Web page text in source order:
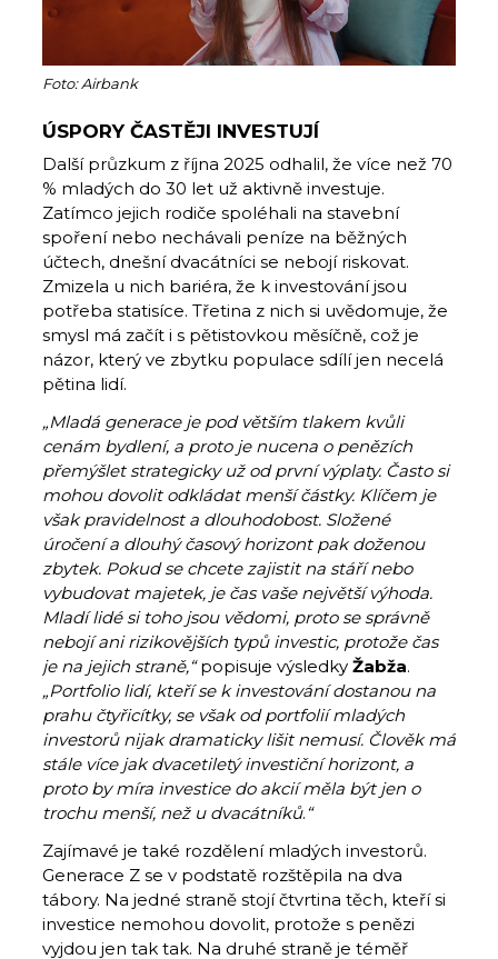
Foto: Airbank
ÚSPORY ČASTĚJI INVESTUJÍ
Další průzkum z října 2025 odhalil, že více než 70
% mladých do 30 let už aktivně investuje.
Zatímco jejich rodiče spoléhali na stavební
spoření nebo nechávali peníze na běžných
účtech, dnešní dvacátníci se nebojí riskovat.
Zmizela u nich bariéra, že k investování jsou
potřeba statisíce. Třetina z nich si uvědomuje, že
smysl má začít i s pětistovkou měsíčně, což je
názor, který ve zbytku populace sdílí jen necelá
pětina lidí.
„Mladá generace je pod větším tlakem kvůli
cenám bydlení, a proto je nucena o penězích
přemýšlet strategicky už od první výplaty. Často si
mohou dovolit odkládat menší částky. Klíčem je
však pravidelnost a dlouhodobost. Složené
úročení a dlouhý časový horizont pak doženou
zbytek. Pokud se chcete zajistit na stáří nebo
vybudovat majetek, je čas vaše největší výhoda.
Mladí lidé si toho jsou vědomi, proto se správně
nebojí ani rizikovějších typů investic, protože čas
je na jejich straně,“popisuje výsledky Žabža.
„Portfolio lidí, kteří se k investování dostanou na
prahu čtyřicítky, se však od portfolií mladých
investorů nijak dramaticky lišit nemusí. Člověk má
stále více jak dvacetiletý investiční horizont, a
proto by míra investice do akcií měla být jen o
trochu menší, než u dvacátníků. “
Zajímavé je také rozdělení mladých investorů.
Generace Z se v podstatě rozštěpila na dva
tábory. Na jedné straně stojí čtvrtina těch, kteří si
investice nemohou dovolit, protože s penězi
vyjdou jen tak tak. Na druhé straně je téměř